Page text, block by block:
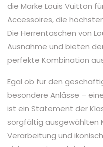
die Marke Louis Vuitton
Accessoires, die
Die Herrentaschen von
Ausnahme und bieten
perfekte Kombination
Egal ob für den
besondere Anlässe –
ist ein Statement der
sorgfältig ausgewählten
Verarbeitung und